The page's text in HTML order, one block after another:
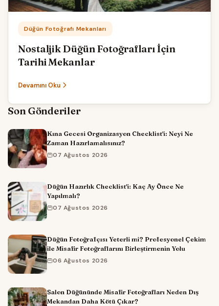
Kategori:
Düğün Fotoğrafı Mekanları
Nostaljik Düğün Fotoğrafları İçin
Tarihi Mekanlar
Devamını Oku
Son Gönderiler
Kına Gecesi Organizasyon Checklist'i: Neyi Ne
Zaman Hazırlamalısınız?
07 Ağustos 2026
Düğün Hazırlık Checklist'i: Kaç Ay Önce Ne
Yapılmalı?
07 Ağustos 2026
Düğün Fotoğrafçısı Yeterli mi? Profesyonel Çekim
ile Misafir Fotoğraflarını Birleştirmenin Yolu
06 Ağustos 2026
Salon Düğününde Misafir Fotoğrafları Neden Dış
Mekandan Daha Kötü Çıkar?